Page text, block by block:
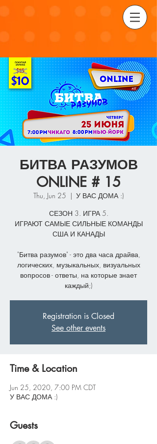
БИТВА РАЗУМОВ
ONLINE # 15
Thu, Jun 25
  |
У ВАС ДОМА :)
СЕЗОН 3. ИГРА 5.
ИГРАЮТ САМЫЕ СИЛЬНЫЕ КОМАНДЫ
США И КАНАДЫ
"Битва разумов" - это два часа драйва,
логических, музыкальных, визуальных
вопросов - ответы, на которые знает
каждый;)
Registration is Closed
See other events
Time & Location
Jun 25, 2020, 7:00 PM CDT
У ВАС ДОМА :)
Guests